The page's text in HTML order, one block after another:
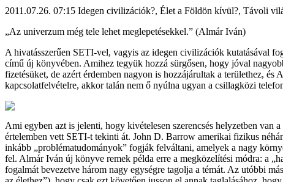
2011.07.26. 07:15 Idegen civilizációk?, Élet a Földön kívül?, Távoli
„Az univerzum még tele lehet meglepetésekkel.” (Almár Iván)
A hivatásszerűen SETI-vel, vagyis az idegen civilizációk kutatásával
című új könyvében. Amihez tegyük hozzá sürgősen, hogy jóval
fizetésüket, de azért érdemben nagyon is hozzájárultak a területhez,
kapcsolatfelvételre, akkor talán nem ő nyúlna ugyan a csillagközi
Ami egyben azt is jelenti, hogy kivételesen szerencsés helyzetben van
értelemben vett SETI-t tekinti át. John D. Barrow amerikai fizikus
inkább „problématudományok” fogják felváltani, amelyek a nagy
fel. Almár Iván új könyve remek példa erre a megközelítési módra: a
fogalmát bevezetve három nagy egységre tagolja a témát. Az utóbbi